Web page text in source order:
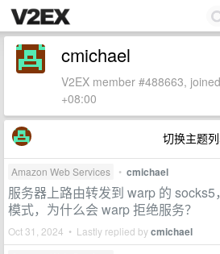
cmichael
V2EX member #488663,
+08:00
切换主题
Amazon Web Services • cmichael
服务器上路由转发到 warp 的 socks5
模式，为什么会 warp 拒绝服务？
Oct 31, 2024 • Lastly replied bycmichael